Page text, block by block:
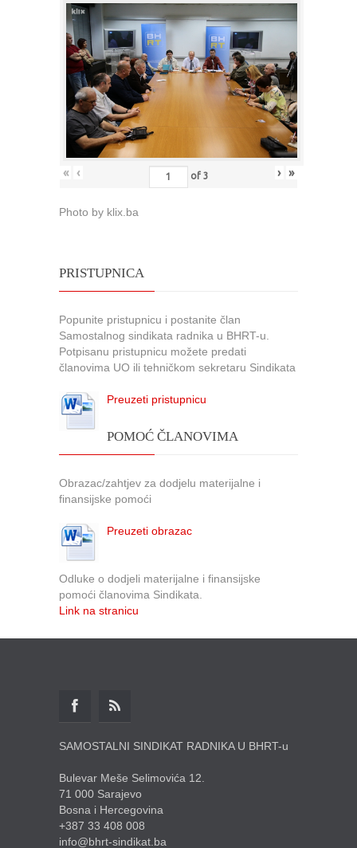
« ‹ of 3 › »
Photo by klix.ba
PRISTUPNICA
Popunite pristupnicu i postanite član
Samostalnog sindikata radnika u BHRT-u.
Potpisanu pristupnicu možete predati
članovima UO ili tehničkom sekretaru Sindikata
Preuzeti pristupnicu
POMOĆ ČLANOVIMA
Obrazac/zahtjev za dodjelu materijalne i
finansijske pomoći
Preuzeti obrazac
Odluke o dodjeli materijalne i finansijske
pomoći članovima Sindikata.
Link na stranicu
SAMOSTALNI SINDIKAT RADNIKA U BHRT-u
Bulevar Meše Selimovića 12.
71 000 Sarajevo
Bosna i Hercegovina
+387 33 408 008
info@bhrt-sindikat.ba